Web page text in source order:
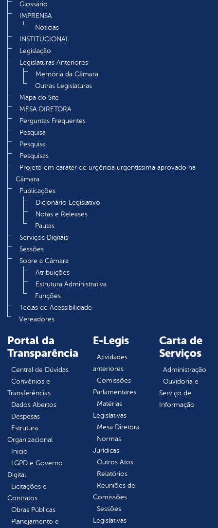
Glossário
IMPRENSA
Noticias
INSTITUCIONAL
Legislação
Legislaturas Anteriores
Memória da Câmara
Outras Legislaturas
Mapa do Site
MESA DIRETORA
Perguntas Frequentes
Pesquisa
Pesquisa
Pesquisas
Projeto em caráter de urgência urgentíssima aprovado na
Câmara
Publicações
Dicionário Legislativo
Notas e Releases
Pautas
Serviços Digitais
Sessões
Sobre a Câmara
Atribuições
Estrutura Administrativa
Funções
Teclas de Acessibilidade
Vereadores
Portal da
Transparência
Central de Dúvidas
Convênios e
Transferências
Dados Abertos
Despesas
Estrutura
Organizacional
Inicio
LGPD e Governo
Digital
Licitações e
Contratos
Obras Públicas
Planejamento e
E-Legis
Atividades
anteriores
Comissões
Parlamentares
Matérias
Legislativas
Mesa Diretora
Normas
Jurídicas
Outros Atos
Relatórios
Reuniões de
Comissões
Sessões
Legislativas
Carta de
Serviços
Administração
Ouvidoria e
Serviço de
Informação